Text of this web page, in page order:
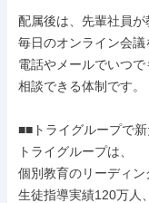
配属後は、先輩社員が
毎日のオンライン会議
電話やメールでいつで
相談できる体制です。
■■トライグループで
トライグループは、
個別教育のリーディン
生徒指導実績120万人